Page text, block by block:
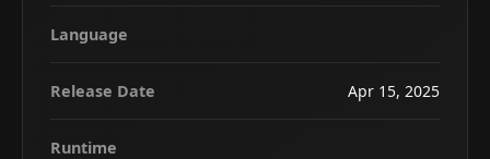
Language
Release Date Apr 15, 2025
Runtime